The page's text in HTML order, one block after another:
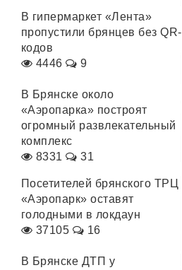
В гипермаркет «Лента»
пропустили брянцев без QR-
кодов
4446
9
В Брянске около
«Аэропарка» построят
огромный развлекательный
комплекс
8331
31
Посетителей брянского ТРЦ
«Аэропарк» оставят
голодными в локдаун
37105
16
В Брянске ДТП у